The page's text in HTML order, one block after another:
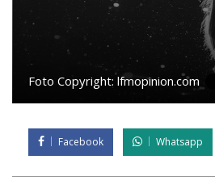
Foto Copyright: lfmopinion.com
Facebook Whatsapp